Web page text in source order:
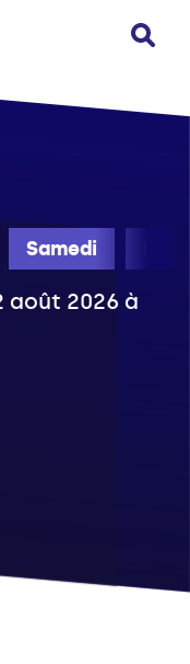
Samedi
août 2026 à